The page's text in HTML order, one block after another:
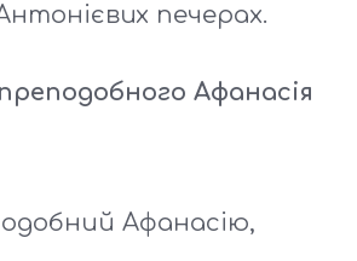
печерах.
Афанасія
Афанасію,